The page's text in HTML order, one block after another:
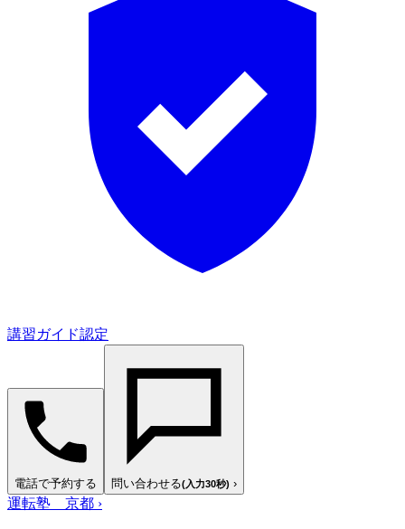
講習ガイド認定
電話で予約する 問い合わせる(入力30秒) ›
運転塾 京都 ›